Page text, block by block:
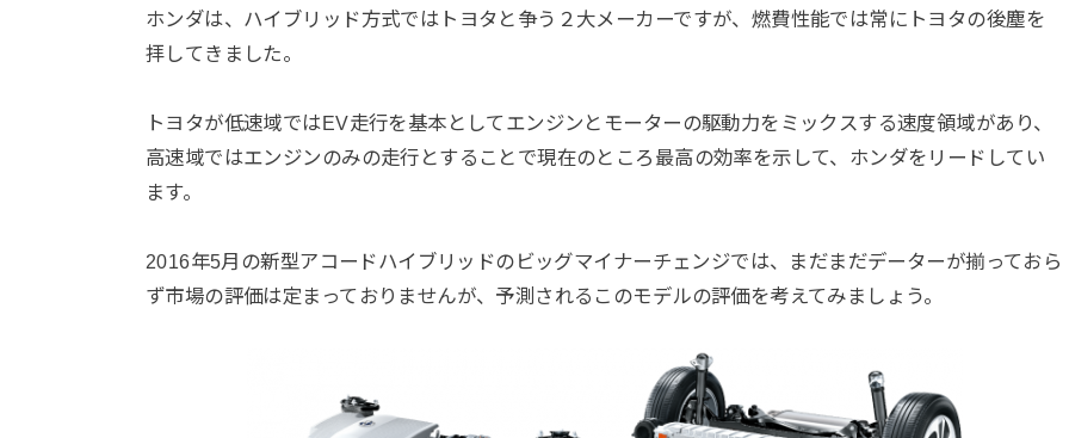
ホンダは、ハイブリッド方式ではトヨタと争う２大メーカーですが、燃費性能では常にトヨタの後塵を
拝してきました。
トヨタが低速域ではEV走行を基本としてエンジンとモーターの駆動力をミックスする速度領域があり、
高速域ではエンジンのみの走行とすることで現在のところ最高の効率を示して、ホンダをリードしてい
ます。
2016年5月の新型アコードハイブリッドのビッグマイナーチェンジでは、まだまだデーターが揃っておら
ず市場の評価は定まっておりませんが、予測されるこのモデルの評価を考えてみましょう。